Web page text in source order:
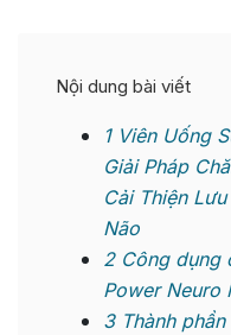
Nội dung bài viết
1Viên Uống
Giải Pháp
Cải Thiện
Não
2Công dụng
Power Neuro
3Thành phần